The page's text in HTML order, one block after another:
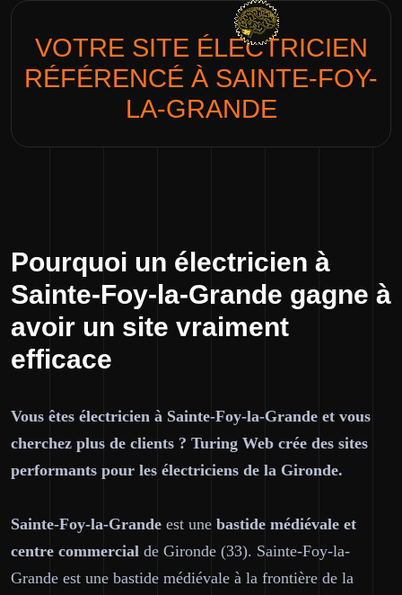
VOTRE SITE ÉLECTRICIEN
RÉFÉRENCÉ À SAINTE-FOY-
LA-GRANDE
Pourquoi un électricien à
Sainte-Foy-la-Grande gagne à
avoir un site vraiment
efficace
Vous êtes électricien à Sainte-Foy-la-Grande et vous
cherchez plus de clients ? Turing Web crée des sites
performants pour les électriciens de la Gironde.
Sainte-Foy-la-Grande est une bastide médiévale et
centre commercial de Gironde (33). Sainte-Foy-la-
Grande est une bastide médiévale à la frontière de la